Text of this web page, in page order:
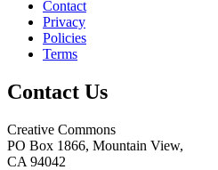
Contact
Privacy
Policies
Terms
Contact Us
Creative Commons
PO Box 1866, Mountain View,
CA 94042